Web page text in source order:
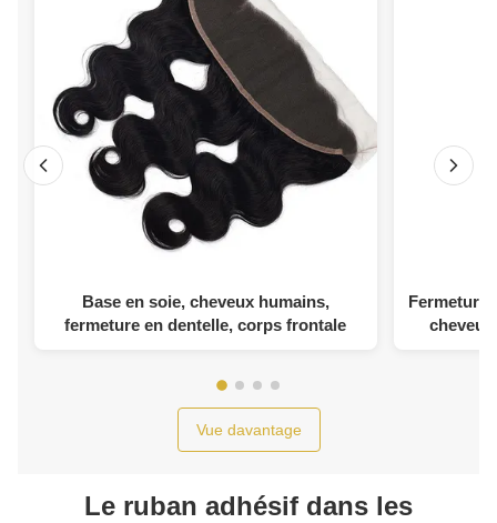
Base en soie, cheveux humains,
fermeture en dentelle, corps frontale
Fermeture
Vue davantage
Le ruban adhésif dans les